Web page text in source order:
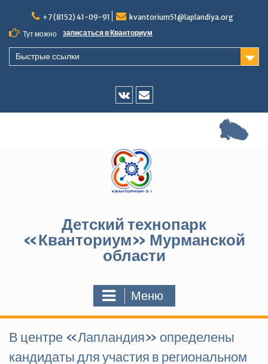
содержимому
+7 (8152) 41-09-91
kvantorium51@laplandiya.org
Тут можно
записаться в Кванториум
Быстрые ссылки
Vk
E-
Детский технопарк
«Кванториум» Мурманской
области
Меню
В центре «Лапландия» определены
кандидаты для участия в региональном